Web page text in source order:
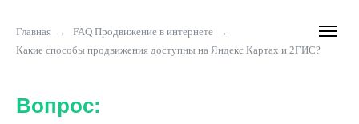
Главная → FAQ Продвижение в интернете →
Какие способы продвижения доступны на Яндекс Картах и 2ГИС?
Вопрос: